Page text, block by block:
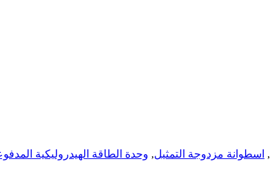
, اسطوانة مزدوجة التمثيل, وحدة الطاقة الهيدروليكية